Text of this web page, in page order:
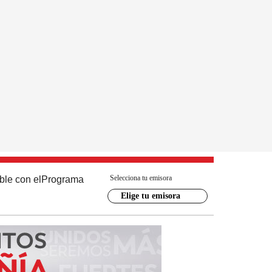
con el Programa Selecciona tu emisora
Elige tu emisora